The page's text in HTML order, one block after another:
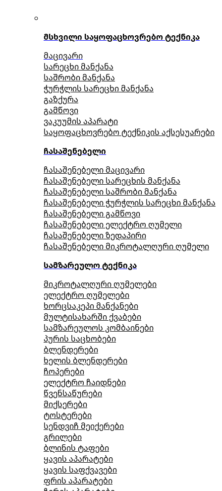
მსხვილი საყოფაცხოვრებო ტექნიკა
მაცივარი
სარეცხი მანქანა
საშრობი მანქანა
ჭურჭლის სარეცხი მანქანა
გაზქურა
გამწოვი
ვაკუუმის აპარატი
საყოფაცხოვრებო ტექნიკის აქსესუარები
ჩასაშენებელი
ჩასაშენებელი მაცივარი
ჩასაშენებელი სარეცხის მანქანა
ჩასაშენებელი საშრობი მანქანა
ჩასაშენებელი ჭურჭლის სარეცხი მანქანა
ჩასაშენებელი გამწოვი
ჩასაშენებელი ელექტრო ღუმელი
ჩასაშენებელი ზედაპირი
ჩასაშენებელი მიკროტალღური ღუმელი
სამზარეულო ტექნიკა
მიკროტალღური ღუმელები
ელექტრო ღუმელები
ხორცსაკეპი მანქანები
მულტისახარში ქვაბები
სამზარეულოს კომბაინები
პურის საცხობები
ბლენდერები
ხელის ბლენდერები
ჩოპერები
ელექტრო ჩაიდნები
წვენსაწურები
მიქსერები
ტოსტერები
სენდვიჩ მეიქერები
გრილები
ბლინის ტაფები
ყავის აპარატები
ყავის საფქვავები
ფრის აპარატები